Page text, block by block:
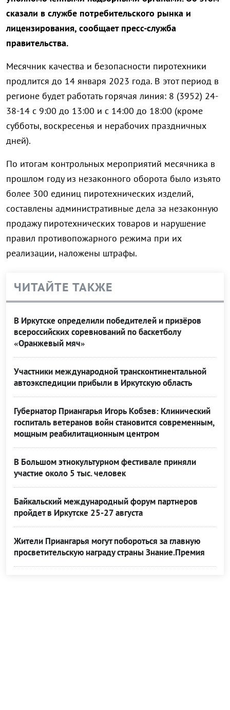
сказали в службе потребительского рынка и
лицензирования, сообщает пресс-служба
правительства.
Месячник качества и безопасности пиротехники
продлится до 14 января 2023 года. В этот период в
регионе будет работать горячая линия: 8 (3952) 24-
38-14 с 9:00 до 13:00 и с 14:00 до 18:00 (кроме
субботы, воскресенья и нерабочих праздничных
дней).
По итогам контрольных мероприятий месячника в
прошлом году из незаконного оборота было изъято
более 300 единиц пиротехнических изделий,
составлены административные дела за незаконную
продажу пиротехнических товаров и нарушение
правил противопожарного режима при их
реализации, наложены штрафы.
ЧИТАЙТЕ ТАКЖЕ
В Иркутске определили победителей и призёров
всероссийских соревнований по баскетболу
«Оранжевый мяч»
Участники международной трансконтинентальной
автоэкспедиции прибыли в Иркутскую область
Губернатор Приангарья Игорь Кобзев: Клинический
госпиталь ветеранов войн становится современным,
мощным реабилитационным центром
В Большом этнокультурном фестивале приняли
участие около 5 тыс. человек
Байкальский международный форум партнеров
пройдет в Иркутске 25-27 августа
Жители Приангарья могут побороться за главную
просветительскую награду страны Знание.Премия